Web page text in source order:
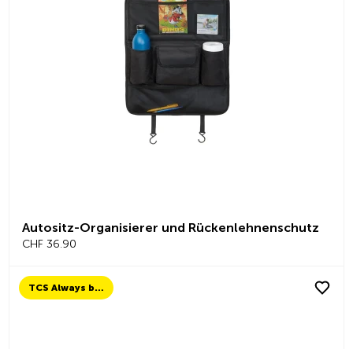
Autositz-Organisierer und Rückenlehnenschutz
CHF 36.90
TCS Always by my side